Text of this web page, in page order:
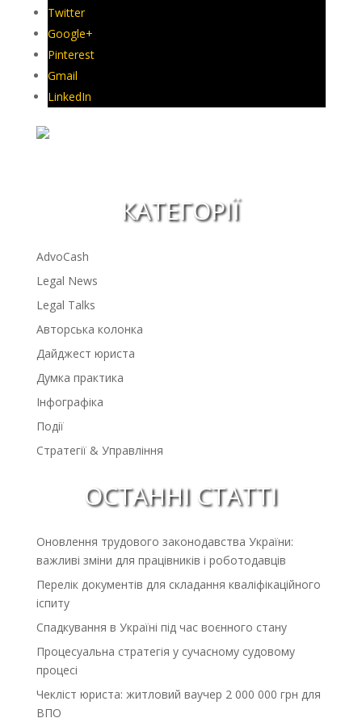
Twitter
Google+
Pinterest
Gmail
LinkedIn
КАТЕГОРІЇ
AdvoCash
Legal News
Legal Talks
Авторська колонка
Дайджест юриста
Думка практика
Інфографіка
Події
Стратегії & Управління
ОСТАННІ СТАТТІ
Оновлення трудового законодавства України:
важливі зміни для працівників і роботодавців
Перелік документів для складання кваліфікаційного
іспиту
Спадкування в Україні під час воєнного стану
Процесуальна стратегія у сучасному судовому
процесі
Чекліст юриста: житловий ваучер 2 000 000 грн для
ВПО